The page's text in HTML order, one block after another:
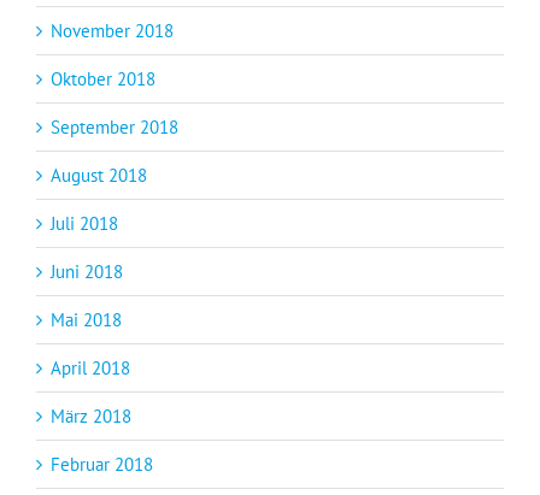
November 2018
Oktober 2018
September 2018
August 2018
Juli 2018
Juni 2018
Mai 2018
April 2018
März 2018
Februar 2018